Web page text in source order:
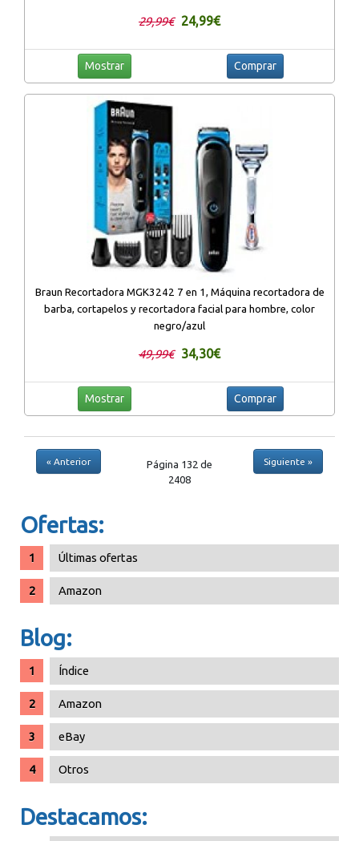
29,99€ 24,99€
Mostrar Comprar
Braun Recortadora MGK3242 7 en 1, Máquina recortadora de
barba, cortapelos y recortadora facial para hombre, color
negro/azul
49,99€ 34,30€
Mostrar Comprar
« Anterior
Página 132 de
2408
Siguiente »
Ofertas:
Últimas ofertas
Amazon
Blog:
Índice
Amazon
eBay
Otros
Destacamos: